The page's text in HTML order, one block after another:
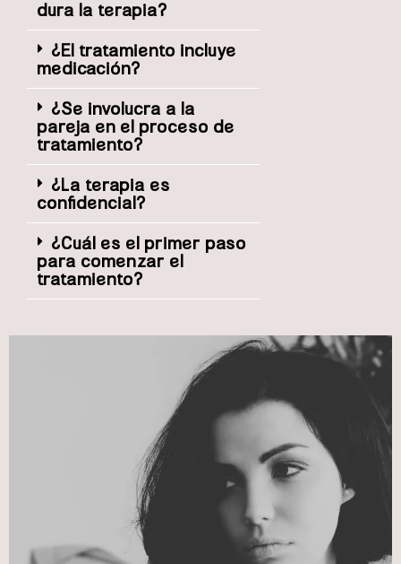
dura la terapia?
¿El tratamiento incluye
medicación?
¿Se involucra a la
pareja en el proceso de
tratamiento?
¿La terapia es
confidencial?
¿Cuál es el primer paso
para comenzar el
tratamiento?